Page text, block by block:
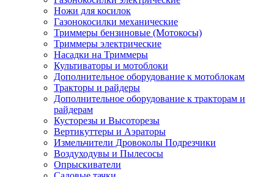
Ножи для косилок
Газонокосилки механические
Триммеры бензиновые (Мотокосы)
Триммеры электрические
Насадки на Триммеры
Культиваторы и мотоблоки
Дополнительное оборудование к мотоблокам
Тракторы и райдеры
Дополнительное оборудование к тракторам и
райдерам
Кусторезы и Высоторезы
Вертикуттеры и Аэраторы
Измельчители Дровоколы Подрезчики
Воздуходувы и Пылесосы
Опрыскиватели